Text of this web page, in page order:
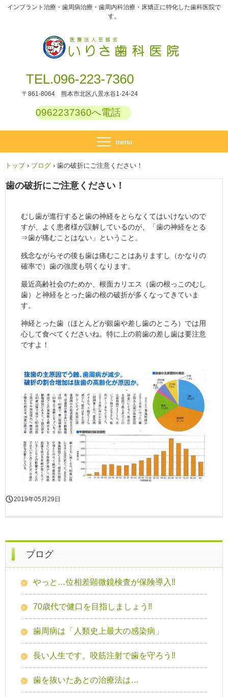
インプラント治療・歯周病治療・歯周内科治療・床矯正に特化した歯科医院で
す。
TEL.096-223-7360
〒861-8064 熊本市北区八景水谷1-24-24
0962237360へ電話
トップ › ブログ › 歯の破折にご注意ください！
歯の破折にご注意ください！
むし歯が進行すると歯の神経をとらなくてはいけないので
すが、よく患者様が誤解しているのが、「歯の神経をとる
⇒歯が痛むことはない」ということ。
残念ながらその後も歯は痛むことはありますし（かなりの
確率で）歯の強度も弱くなります。
最近高齢社会のためか、根面カリエス（歯の根っこのむし
歯）と神経をとった歯の根の破折が多くなってきていま
す。
神経とった歯（ほとんどが銀歯や差し歯のところ）では用
心して食べてくださいね。特に上の前歯の差し歯は要注意
ですよ！
2019年05月29日
ブログ
やっと…位相差顕微鏡検査が保険導入‼
70歳代で健口を目指しましょう‼
歯周病は「人類史上最大の感染病」
長い人生です、咬筋注射で歯を守ろう‼
歯を抜いたあとの治療法は…